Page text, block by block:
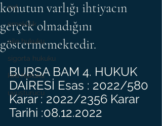
eyt
emeklilik
aile hukuku
sigorta hukuku
kira hukuku
uyuşturucu
konutun varlığı ihtiyacın
gerçek olmadığını
göstermemektedir.
BURSA BAM 4. HUKUK
DAİRESİ Esas : 2022/580
Karar : 2022/2356 Karar
Tarihi :08.12.2022